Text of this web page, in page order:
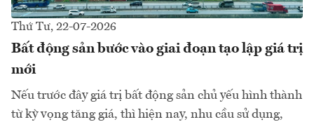
Thứ Tư, 22-07-2026
Bất động sản bước vào giai đoạn tạo lập giá trị
mới
Nếu trước đây giá trị bất động sản chủ yếu hình thành
từ kỳ vọng tăng giá, thì hiện nay, nhu cầu sử dụng,